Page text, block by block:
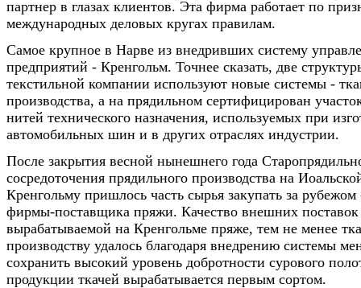
партнер в глазах клиентов. Эта фирма работает по
международных деловых кругах правилам.
Самое крупное в Нарве из внедривших систему
предприятий - Кренгольм. Точнее сказать, две
текстильной компании используют новые системы -
производства, а на прядильном сертифицирован
нитей технического назначения, используемых при
автомобильных шин и в других отраслях индустрии.
После закрытия весной нынешнего года
сосредоточения прядильного производства на
Кренгольму пришлось часть сырья закупать за
фирмы-поставщика пряжи. Качество внешних поставок
вырабатываемой на Кренгольме пряже, тем не менее
производству удалось благодаря внедрению системы
сохранить высокий уровень добротности сурового
продукции ткачей вырабатывается первым сортом.